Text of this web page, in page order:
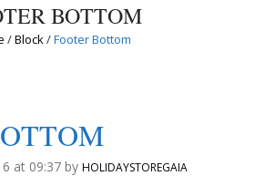
BOTTOM
/Block/Footer Bottom
at 09:37 by HOLIDAYSTOREGAIA